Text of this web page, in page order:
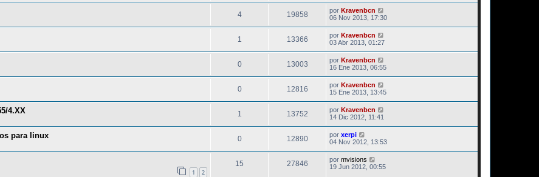
4 19858 por Kravenbcn
06 Nov 2013, 17:30
1 13366 por Kravenbcn
03 Abr 2013, 01:27
0 13003 por Kravenbcn
16 Ene 2013, 06:55
0 12816 por Kravenbcn
15 Ene 2013, 13:45
4.XX 1 13752 por Kravenbcn
14 Dic 2012, 11:41
para linux 0 12890 por xerpi
04 Nov 2012, 13:53
1 2
15 27846 por mvisions
19 Jun 2012, 00:55